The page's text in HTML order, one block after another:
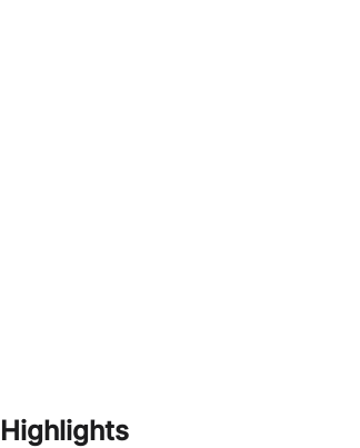
Highlights